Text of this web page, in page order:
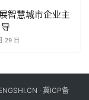
智慧城市企业主
29 日
· 冀ICP备